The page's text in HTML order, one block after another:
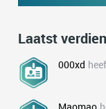
Laatst
000xd